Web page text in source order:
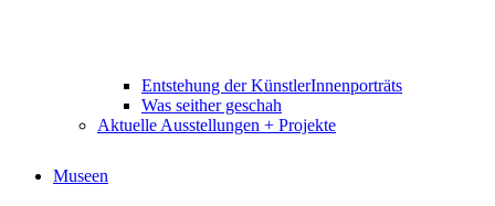
Entstehung der KünstlerInnenporträts
Was seither geschah
Aktuelle Ausstellungen + Projekte
Museen